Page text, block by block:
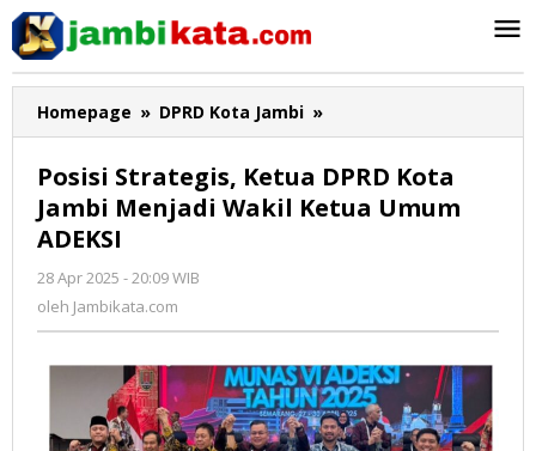
Lewati
konten
Homepage » DPRD Kota Jambi »
Strategis,
DPRD
Kota
Umum
ADEKSI
Posisi Strategis, Ketua DPRD Kota
Jambi Menjadi Wakil Ketua Umum
ADEKSI
28 Apr 2025 - 20:09 WIB
oleh Jambikata.com